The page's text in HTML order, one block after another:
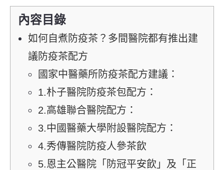
內容目錄
如何自煮防疫茶？多間醫院都有推出建
議防疫茶配方
國家中醫藥所防疫茶配方建議：
1.朴子醫院防疫茶包配方：
2.高雄聯合醫院配方：
3.中國醫藥大學附設醫院配方：
4.秀傳醫院防疫人參茶飲
5.恩主公醫院「防冠平安飲」及「正